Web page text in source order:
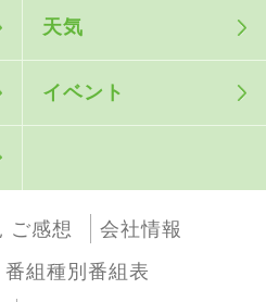
天気
イベント
ご感想
会社情報
番組種別番組表